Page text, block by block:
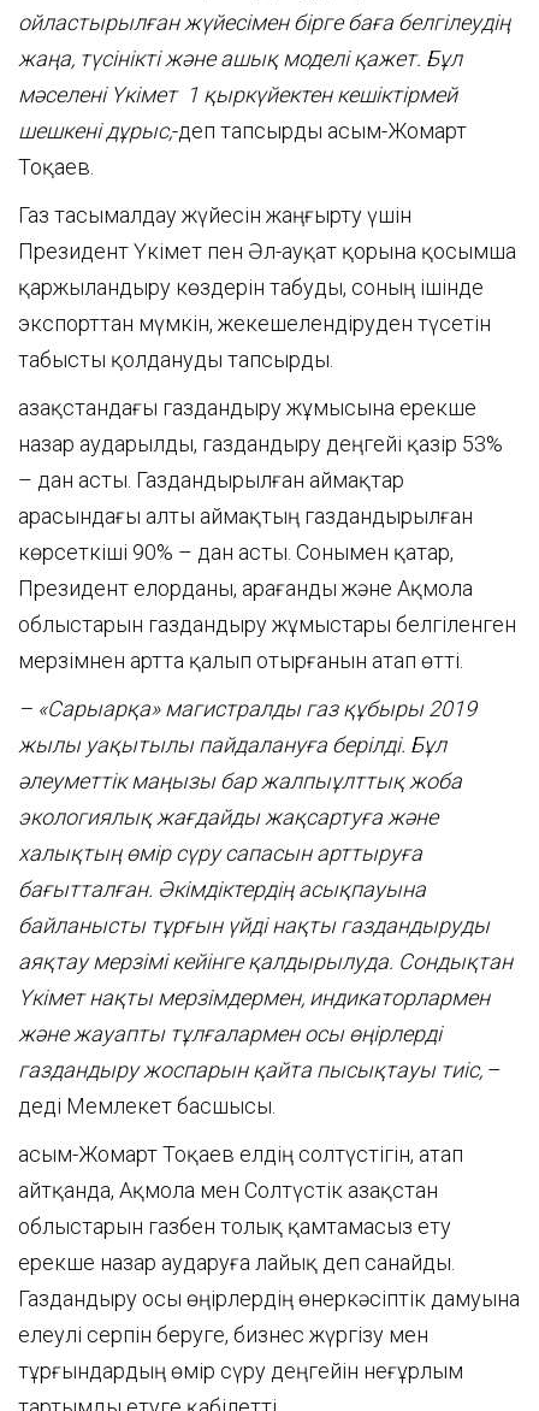
ойластырылған жүйесімен бірге баға белгілеудің
жаңа, түсінікті және ашық моделі қажет. Бұл
мәселені Үкімет 1 қыркүйектен кешіктірмей
шешкені дұрыс,-деп тапсырды Қасым-Жомарт
Тоқаев.
Газ тасымалдау жүйесін жаңғырту үшін
Президент Үкімет пен Әл-ауқат қорына қосымша
қаржыландыру көздерін табуды, соның ішінде
экспорттан мүмкін, жекешелендіруден түсетін
табысты қолдануды тапсырды.
Қазақстандағы газдандыру жұмысына ерекше
назар аударылды, газдандыру деңгейі қазір 53%
– дан асты. Газдандырылған аймақтар
арасындағы алты аймақтың газдандырылған
көрсеткіші 90% – дан асты. Сонымен қатар,
Президент елорданы, Қарағанды және Ақмола
облыстарын газдандыру жұмыстары белгіленген
мерзімнен артта қалып отырғанын атап өтті.
– «Сарыарқа» магистралды газ құбыры 2019
жылы уақытылы пайдалануға берілді. Бұл
әлеуметтік маңызы бар жалпыұлттық жоба
экологиялық жағдайды жақсартуға және
халықтың өмір сүру сапасын арттыруға
бағытталған. Әкімдіктердің асықпауына
байланысты тұрғын үйді нақты газдандыруды
аяқтау мерзімі кейінге қалдырылуда. Сондықтан
Үкімет нақты мерзімдермен, индикаторлармен
және жауапты тұлғалармен осы өңірлерді
газдандыру жоспарын қайта пысықтауы тиіс, –
деді Мемлекет басшысы.
Қасым-Жомарт Тоқаев елдің солтүстігін, атап
айтқанда, Ақмола мен Солтүстік Қазақстан
облыстарын газбен толық қамтамасыз ету
ерекше назар аударуға лайық деп санайды.
Газдандыру осы өңірлердің өнеркәсіптік дамуына
елеулі серпін беруге, бизнес жүргізу мен
тұрғындардың өмір сүру деңгейін неғұрлым